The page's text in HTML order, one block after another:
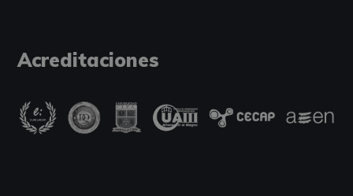
Acreditaciones